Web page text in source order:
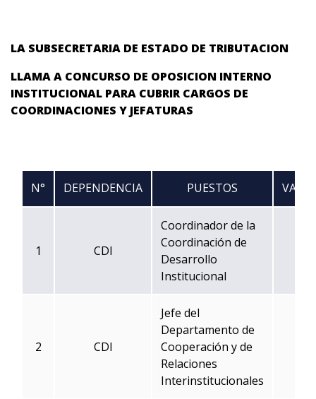
LA SUBSECRETARIA DE ESTADO DE TRIBUTACION
LLAMA A CONCURSO DE OPOSICION INTERNO
INSTITUCIONAL PARA CUBRIR CARGOS DE
COORDINACIONES Y JEFATURAS
N° DEPENDENCIA PUESTOS
1 CDI
Coordinador de la
Coordinación de
Desarrollo
Institucional
2 CDI
Jefe del
Departamento de
Cooperación y de
Relaciones
Interinstitucionales